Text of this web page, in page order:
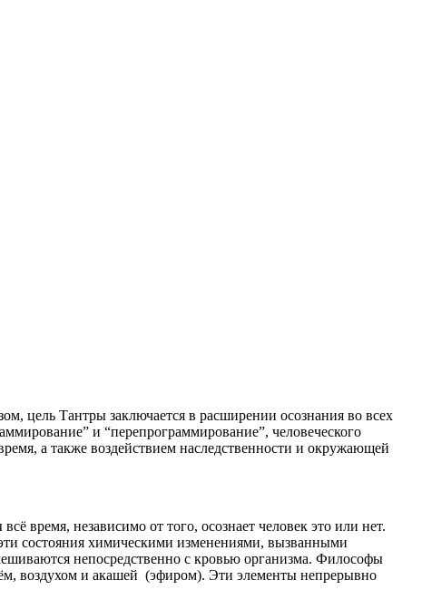
цель Тантры заключается в расширении осознания во всех
и “перепрограммирование”, человеческого
а также воздействием наследственности и окружающей
время, независимо от того, осознает человек это или нет.
состояния химическими изменениями, вызванными
непосредственно с кровью организма. Философы
воздухом и акашей (эфиром). Эти элементы непрерывно